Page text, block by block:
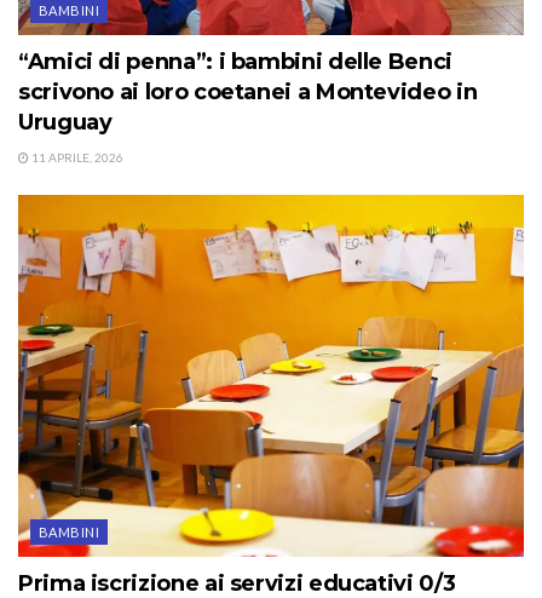
BAMBINI
“Amici di penna”: i bambini delle Benci
scrivono ai loro coetanei a Montevideo in
Uruguay
11 APRILE, 2026
BAMBINI
Prima iscrizione ai servizi educativi 0/3